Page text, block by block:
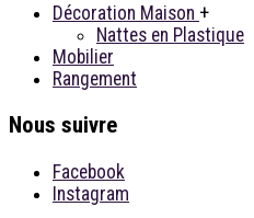
Décoration Maison +
Nattes en Plastique
Mobilier
Rangement
Nous suivre
Facebook
Instagram